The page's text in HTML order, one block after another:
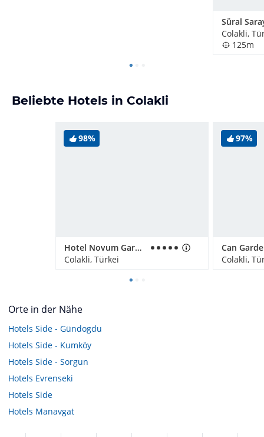
Süral
Colakli,
125m
Beliebte Hotels in Colakli
98%
Hotel Novum Garden Side
Colakli, Türkei
97%
Can
Colakli,
Orte in der Nähe
Hotels Side - Gündogdu
Hotels Side - Kumköy
Hotels Side - Sorgun
Hotels Evrenseki
Hotels Side
Hotels Manavgat